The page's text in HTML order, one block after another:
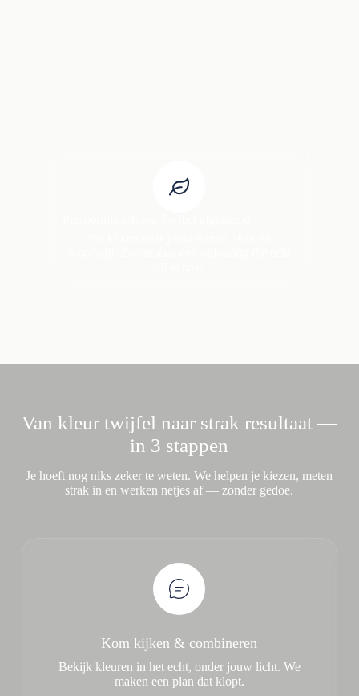
Van kleur twijfel naar strak resultaat —
in 3 stappen
Je hoeft nog niks zeker te weten. We helpen je kiezen, meten
strak in en werken netjes af — zonder gedoe.
Kom kijken & combineren
Bekijk kleuren in het echt, onder jouw licht. We
maken een plan dat klopt.